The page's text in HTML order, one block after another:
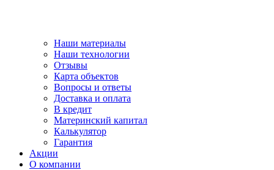
Наши материалы
Наши технологии
Отзывы
Карта объектов
Вопросы и ответы
Доставка и оплата
В кредит
Материнский капитал
Калькулятор
Гарантия
Акции
О компании